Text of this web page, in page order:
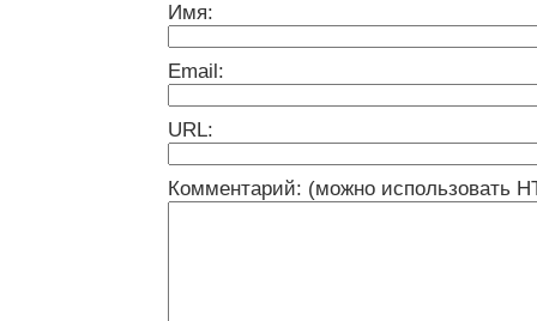
Имя:
Email:
URL:
Комментарий: (можно использовать